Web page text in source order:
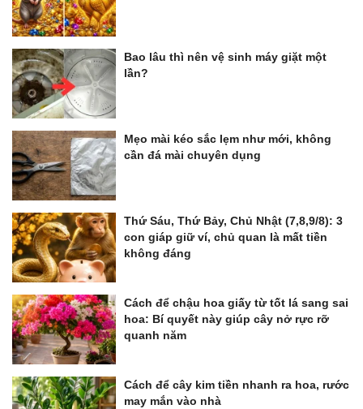
Bao lâu thì nên vệ sinh máy giặt một
lần?
Mẹo mài kéo sắc lẹm như mới, không
cần đá mài chuyên dụng
Thứ Sáu, Thứ Bảy, Chủ Nhật (7,8,9/8): 3
con giáp giữ ví, chủ quan là mất tiền
không đáng
Cách để chậu hoa giấy từ tốt lá sang sai
hoa: Bí quyết này giúp cây nở rực rỡ
quanh năm
Cách để cây kim tiền nhanh ra hoa, rước
may mắn vào nhà